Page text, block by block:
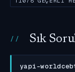
Sık
yapi-